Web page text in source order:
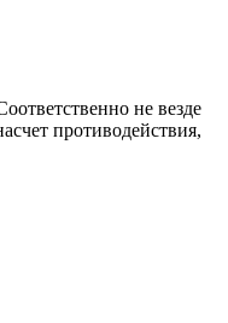
не везде
противодействия,